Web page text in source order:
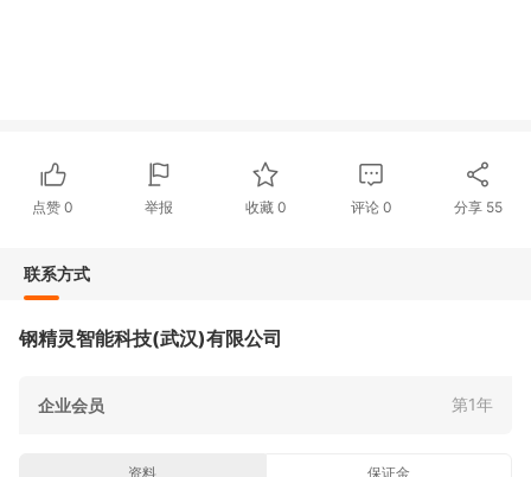
点赞0 举报 收藏 0 评论0 分享 55
联系方式
钢精灵智能科技(武汉)有限公司
企业会员 第1年
资料 保证金